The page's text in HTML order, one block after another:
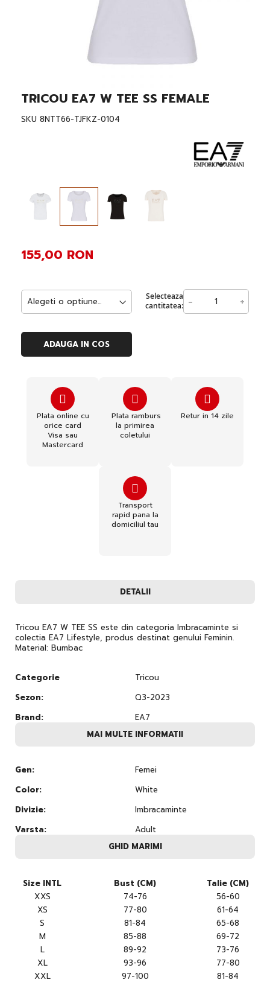
Skip
the
TRICOU EA7 W TEE SS FEMALE
SKU 8NTT66-TJFKZ-0104
Selecteaza
cantitatea: - +
155,00 RON
ADAUGA IN COS
Plata online cu
orice card
Visa sau
Mastercard
Plata ramburs
la primirea
coletului
Retur in 14 zile
Transport
rapid pana la
domiciliul tau
DETALII
Tricou EA7 W TEE SS este din categoria Imbracaminte si
colectia EA7 Lifestyle, produs destinat genului Feminin.
Material: Bumbac
Categorie
Tricou
Sezon:
Q3-2023
Brand:
EA7
MAI MULTE INFORMATII
Gen:
Femei
Color:
White
Divizie:
Imbracaminte
Varsta:
Adult
GHID MARIMI
Size INTL Bust (CM)
Talie (CM)
XXS
74-76
56-60
XS
77-80
61-64
S
81-84
65-68
M
85-88
69-72
L
89-92
73-76
XL
93-96
77-80
XXL
97-100 81-84